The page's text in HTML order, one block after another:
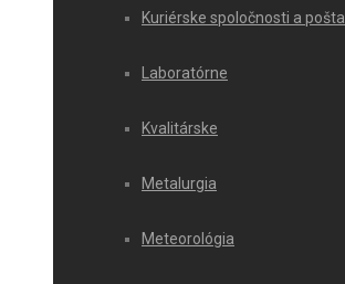
Kuriérske spoločnosti a pošta
Laboratórne
Kvalitárske
Metalurgia
Meteorológia